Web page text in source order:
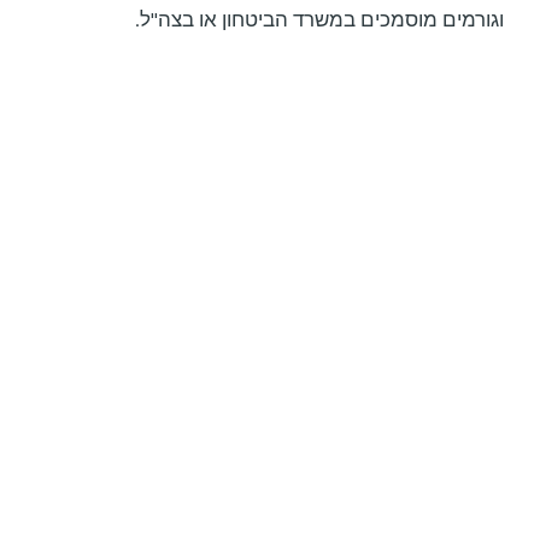
וגורמים מוסמכים במשרד הביטחון או בצה"ל.